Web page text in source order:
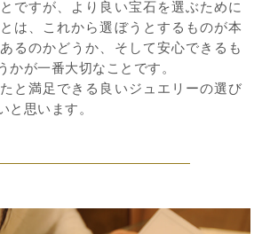
ですが、より良い宝石を選ぶために
は、これから選ぼうとするものが本
るのかどうか、そして安心できるも
かが一番大切なことです。
と満足できる良いジュエリーの選び
と思います。